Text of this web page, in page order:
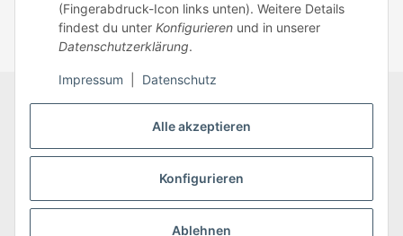
Alle akzeptieren
Konfigurieren
Ablehnen
(Fingerabdruck-Icon links unten). Weitere Details
findest du unter Konfigurieren und in unserer
Datenschutzerklärung.
Impressum Datenschutz
Datenschutz AGB
Zahlungsmöglichkeiten
Versandinformationen